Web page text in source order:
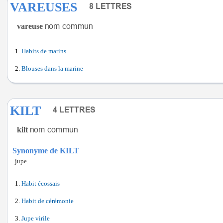
VAREUSES
vareuse
Habits de marins
Blouses dans la marine
KILT
kilt
Synonyme de KILT
jupe.
Habit écossais
Habit de cérémonie
Jupe virile